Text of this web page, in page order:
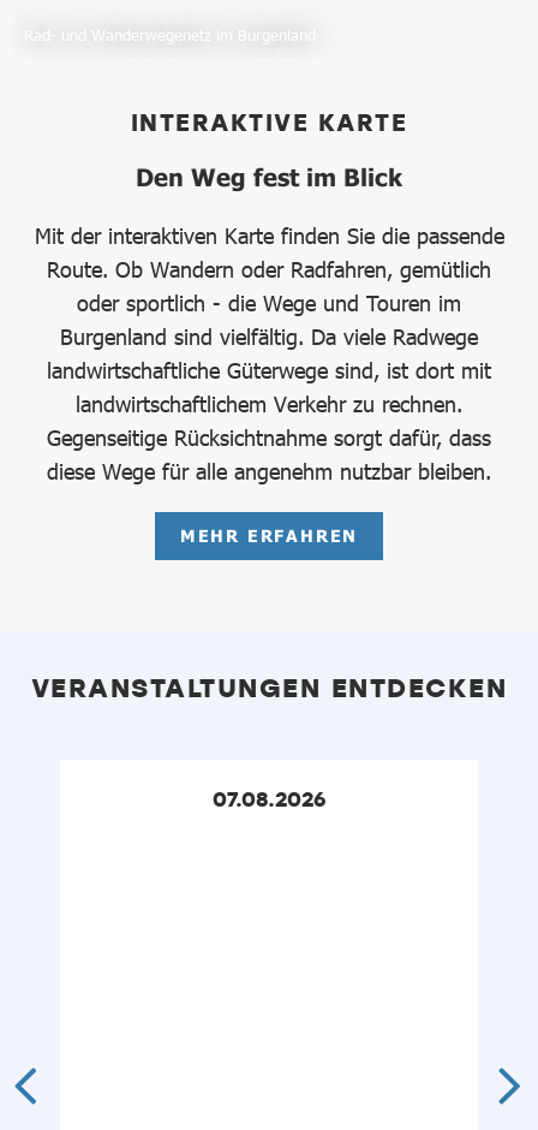
Rad- und Wanderwegenetz im Burgenland
INTERAKTIVE KARTE
Den Weg fest im Blick
Mit der interaktiven Karte finden Sie die passende
Route. Ob Wandern oder Radfahren, gemütlich
oder sportlich - die Wege und Touren im
Burgenland sind vielfältig. Da viele Radwege
landwirtschaftliche Güterwege sind, ist dort mit
landwirtschaftlichem Verkehr zu rechnen.
Gegenseitige Rücksichtnahme sorgt dafür, dass
diese Wege für alle angenehm nutzbar bleiben.
MEHR ERFAHREN
VERANSTALTUNGEN ENTDECKEN
07.08.2026